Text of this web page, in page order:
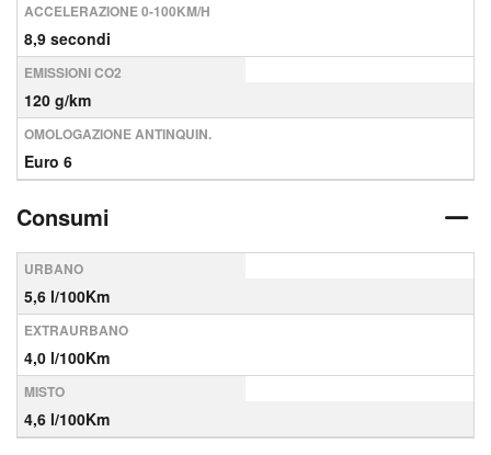
ACCELERAZIONE 0-100KM/H
8,9 secondi
EMISSIONI CO2
120 g/km
OMOLOGAZIONE ANTINQUIN.
Euro 6
Consumi
URBANO
5,6 l/100Km
EXTRAURBANO
4,0 l/100Km
MISTO
4,6 l/100Km